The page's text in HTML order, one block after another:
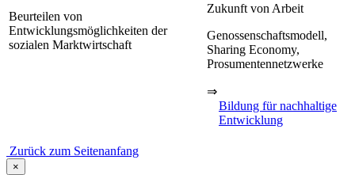
Beurteilen von
Entwicklungsmöglichkeiten der
sozialen Marktwirtschaft
Zukunft von Arbeit
Genossenschaftsmodell,
Sharing Economy,
Prosumentennetzwerke
⇒
Bildung für nachhaltige
Entwicklung
Zurück zum Seitenanfang
×